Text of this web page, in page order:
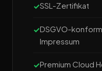
SSL-Zertifikat
DSGVO-
Impressum
Premium Cloud